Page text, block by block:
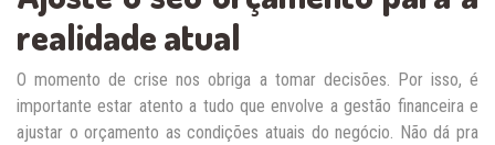
realidade atual
O momento de crise nos obriga a tomar decisões. Por isso, é
importante estar atento a tudo que envolve a gestão financeira e
ajustar o orçamento as condições atuais do negócio. Não dá pra